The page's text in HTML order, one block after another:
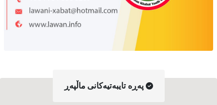
په‌ڕه‌ تایبه‌تیه‌کانی ماڵپه‌ڕ